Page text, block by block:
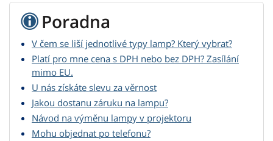
Poradna
V čem se liší jednotlivé typy lamp? Který vybrat?
Platí pro mne cena s DPH nebo bez DPH? Zasílání
mimo EU.
U nás získáte slevu za věrnost
Jakou dostanu záruku na lampu?
Návod na výměnu lampy v projektoru
Mohu objednat po telefonu?